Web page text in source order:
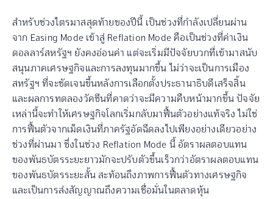
สำหรับช่วงไตรมาสสุดท้ายของปีนี้ เป็นช่วงที่กำลังเปลี่ยนผ่าน
จาก Easing Mode เข้าสู่ Reflation Mode คือเป็นช่วงที่ค่าเงิน
ดอลลาร์สหรัฐฯ ยังคงอ่อนค่า แต่จะเริ่มมีปัจจัยบวกที่เข้ามาสนับ
สนุนภาคเศรษฐกิจและการลงทุนมากขึ้น ไม่ว่าจะเป็นการเมือง
สหรัฐฯ ที่จะชัดเจนขึ้นหลังการเลือกตั้งประธานาธิบดีเสร็จสิ้น
และผลการทดลองวัคซีนที่คาดว่าจะมีความคืบหน้ามากขึ้น ปัจจัย
เหล่านี้จะทำให้เศรษฐกิจโลกเริ่มกลับมาฟื้นตัวอย่างแท้จริง ไม่ใช่
การฟื้นตัวจากเม็ดเงินที่ภาครัฐอัดฉีดลงไปเพียงอย่างเดียวอย่าง
ช่วงที่ผ่านมา ซึ่งในช่วง Reflation Mode นี้ อัตราผลตอบแทน
ของพันธบัตรระยะยาวมักจะปรับตัวขึ้นเร็วกว่าอัตราผลตอบแทน
ของพันธบัตรระยะสั้น สะท้อนถึงภาพการฟื้นตัวทางเศรษฐกิจ
และเป็นการส่งสัญญาณถึงความเชื่อมั่นในตลาดหุ้น